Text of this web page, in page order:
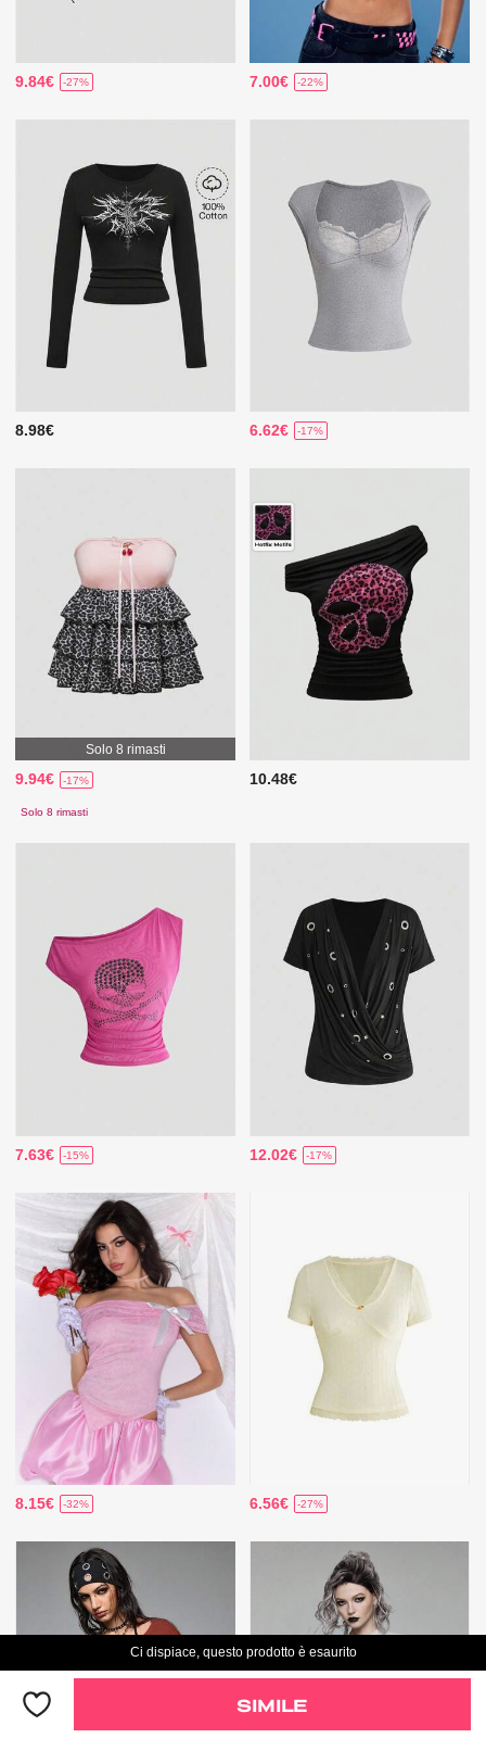
9.84€ -27% 7.00€ -22%
8.98€ 6.62€ -17%
Solo 8 rimasti
9.94€ -17%
Solo 8 rimasti
10.48€
7.63€ -15% 12.02€ -17%
8.15€ -32% 6.56€ -27%
Ci dispiace, questo prodotto è esaurito
SIMILE